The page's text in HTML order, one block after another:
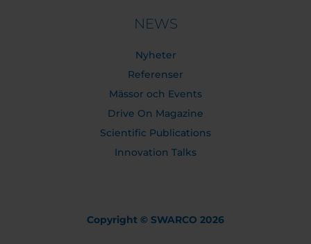
NEWS
Nyheter
Referenser
Mässor och Events
Drive On Magazine
Scientific Publications
Innovation Talks
Copyright © SWARCO 2026